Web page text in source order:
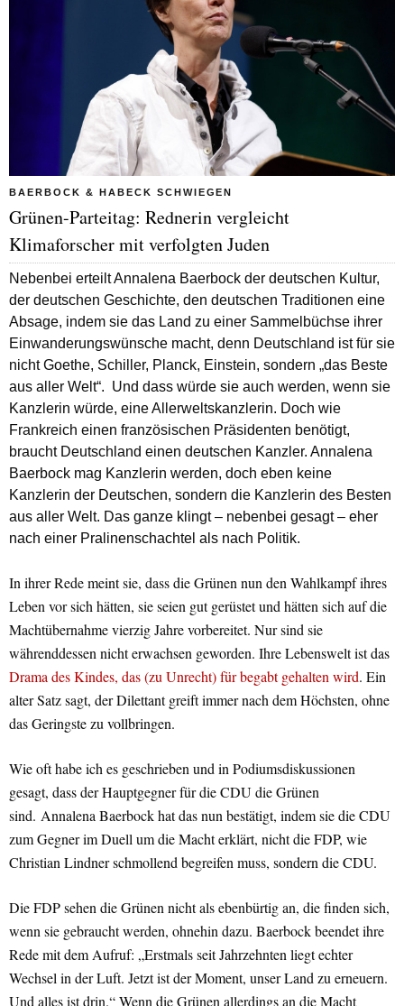
BAERBOCK & HABECK SCHWIEGEN
Grünen-Parteitag: Rednerin vergleicht
Klimaforscher mit verfolgten Juden
Nebenbei erteilt Annalena Baerbock der deutschen Kultur,
der deutschen Geschichte, den deutschen Traditionen eine
Absage, indem sie das Land zu einer Sammelbüchse ihrer
Einwanderungswünsche macht, denn Deutschland ist für sie
nicht Goethe, Schiller, Planck, Einstein, sondern „das Beste
aus aller Welt“. Und dass würde sie auch werden, wenn sie
Kanzlerin würde, eine Allerweltskanzlerin. Doch wie
Frankreich einen französischen Präsidenten benötigt,
braucht Deutschland einen deutschen Kanzler. Annalena
Baerbock mag Kanzlerin werden, doch eben keine
Kanzlerin der Deutschen, sondern die Kanzlerin des Besten
aus aller Welt. Das ganze klingt – nebenbei gesagt – eher
nach einer Pralinenschachtel als nach Politik.
In ihrer Rede meint sie, dass die Grünen nun den Wahlkampf ihres
Leben vor sich hätten, sie seien gut gerüstet und hätten sich auf die
Machtübernahme vierzig Jahre vorbereitet. Nur sind sie
währenddessen nicht erwachsen geworden. Ihre Lebenswelt ist das
Drama des Kindes, das (zu Unrecht) für begabt gehalten wird. Ein
alter Satz sagt, der Dilettant greift immer nach dem Höchsten, ohne
das Geringste zu vollbringen.
Wie oft habe ich es geschrieben und in Podiumsdiskussionen
gesagt, dass der Hauptgegner für die CDU die Grünen
sind. Annalena Baerbock hat das nun bestätigt, indem sie die CDU
zum Gegner im Duell um die Macht erklärt, nicht die FDP, wie
Christian Lindner schmollend begreifen muss, sondern die CDU.
Die FDP sehen die Grünen nicht als ebenbürtig an, die finden sich,
wenn sie gebraucht werden, ohnehin dazu. Baerbock beendet ihre
Rede mit dem Aufruf: „Erstmals seit Jahrzehnten liegt echter
Wechsel in der Luft. Jetzt ist der Moment, unser Land zu erneuern.
Und alles ist drin.“ Wenn die Grünen allerdings an die Macht